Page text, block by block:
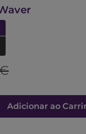
Adicionar ao